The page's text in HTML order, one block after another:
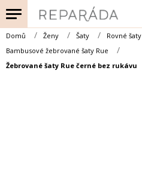
na
obsah
Domů Ženy Šaty
Rovné šaty
Bambusové žebrované šaty Rue
Žebrované šaty Rue černé bez rukávu